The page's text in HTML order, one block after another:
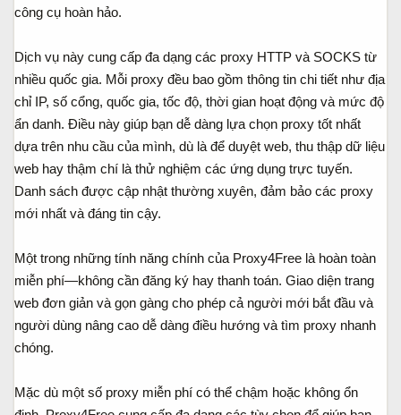
công cụ hoàn hảo.
Dịch vụ này cung cấp đa dạng các proxy HTTP và SOCKS từ
nhiều quốc gia. Mỗi proxy đều bao gồm thông tin chi tiết như địa
chỉ IP, số cổng, quốc gia, tốc độ, thời gian hoạt động và mức độ
ẩn danh. Điều này giúp bạn dễ dàng lựa chọn proxy tốt nhất
dựa trên nhu cầu của mình, dù là để duyệt web, thu thập dữ liệu
web hay thậm chí là thử nghiệm các ứng dụng trực tuyến.
Danh sách được cập nhật thường xuyên, đảm bảo các proxy
mới nhất và đáng tin cậy.
Một trong những tính năng chính của Proxy4Free là hoàn toàn
miễn phí—không cần đăng ký hay thanh toán. Giao diện trang
web đơn giản và gọn gàng cho phép cả người mới bắt đầu và
người dùng nâng cao dễ dàng điều hướng và tìm proxy nhanh
chóng.
Mặc dù một số proxy miễn phí có thể chậm hoặc không ổn